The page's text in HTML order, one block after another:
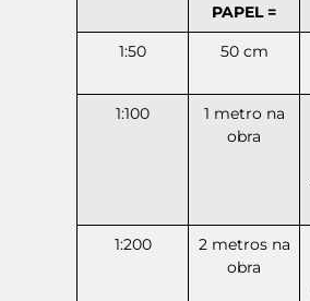
PAPEL =
1:50 50 cm
1:100
1 metro na
obra
1:200
2 metros na
obra